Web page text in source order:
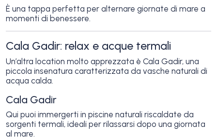
È una tappa perfetta per alternare giornate di mare a
momenti di benessere.
Cala Gadir: relax e acque termali
Un’altra location molto apprezzata è Cala Gadir, una
piccola insenatura caratterizzata da vasche naturali di
acqua calda.
Cala Gadir
Qui puoi immergerti in piscine naturali riscaldate da
sorgenti termali, ideali per rilassarsi dopo una giornata
al mare.